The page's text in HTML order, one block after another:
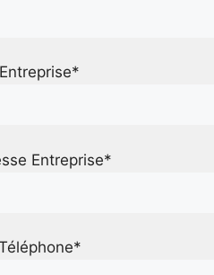
Entreprise*
Entreprise*